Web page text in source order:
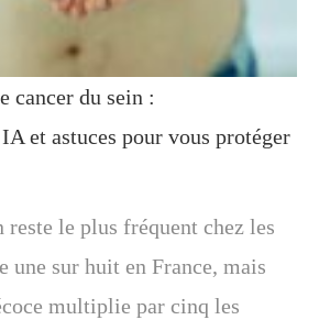
cancer du sein :
et astuces pour vous protéger
reste le plus fréquent chez les
une sur huit en France, mais
multiplie par cinq les